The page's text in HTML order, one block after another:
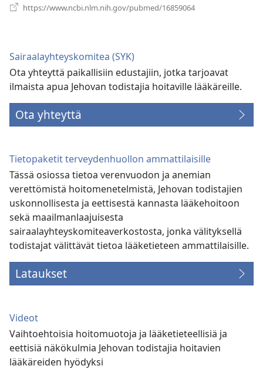
https://www.ncbi.nlm.nih.gov/pubmed/16859064
Sairaalayhteyskomitea (SYK)
Ota yhteyttä paikallisiin edustajiin, jotka tarjoavat
ilmaista apua Jehovan todistajia hoitaville lääkäreille.
Ota yhteyttä
Tietopaketit terveydenhuollon ammattilaisille
Tässä osiossa tietoa verenvuodon ja anemian
verettömistä hoitomenetelmistä, Jehovan todistajien
uskonnollisesta ja eettisestä kannasta lääkehoitoon
sekä maailmanlaajuisesta
sairaalayhteyskomiteaverkostosta, jonka välityksellä
todistajat välittävät tietoa lääketieteen ammattilaisille.
Lataukset
Videot
Vaihtoehtoisia hoitomuotoja ja lääketieteellisiä ja
eettisiä näkökulmia Jehovan todistajia hoitavien
lääkäreiden hyödyksi